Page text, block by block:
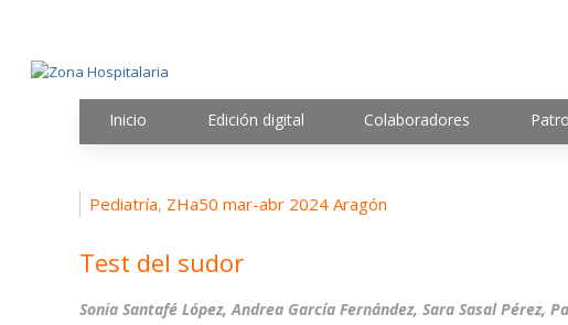
Inicio Edición digital Colaboradores
Pediatría, ZHa50 mar-abr 2024 Aragón
Test del sudor
Sonia Santafé López, Andrea García Fernández, Sara Sasal Pérez,